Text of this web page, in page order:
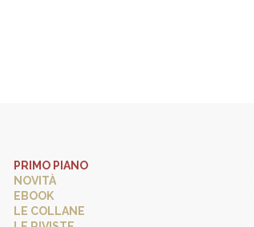
PRIMO PIANO
NOVITÀ
EBOOK
LE COLLANE